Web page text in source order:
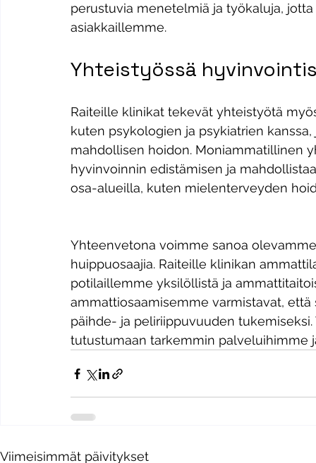
perustuvia menetelmiä ja työkaluja,
asiakkaillemme.
Yhteistyössä
Raiteille klinikat tekevät yhteistyötä
kuten psykologien ja psykiatrien
mahdollisen hoidon. Moniammatillinen
hyvinvoinnin edistämisen ja
osa-alueilla, kuten mielenterveyden
Yhteenvetona voimme sanoa
huippuosaajia. Raiteille klinikan
potilaillemme yksilöllistä ja
ammattiosaamisemme varmistavat,
päihde- ja peliriippuvuuden
tutustumaan tarkemmin palveluihimme
Viimeisimmät päivitykset